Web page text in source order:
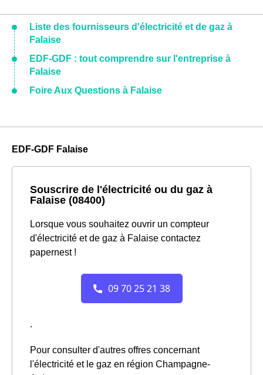
Liste des fournisseurs d'électricité et de gaz à
Falaise
EDF-GDF : tout comprendre sur l'entreprise à
Falaise
Foire Aux Questions à Falaise
EDF-GDF Falaise
Souscrire de l'électricité ou du gaz à
Falaise (08400)
Lorsque vous souhaitez ouvrir un compteur
d'électricité et de gaz à Falaise contactez
papernest !
.
Pour consulter d'autres offres concernant
l'électricité et le gaz en région Champagne-